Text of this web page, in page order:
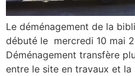
Le déménagement de la
débuté le mercredi 10 mai
Déménagement transfère
entre le site en travaux et